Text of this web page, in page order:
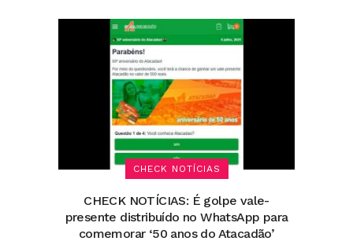
CHECK NOTÍCIAS
CHECK NOTÍCIAS: É golpe vale-
presente distribuído no WhatsApp para
comemorar ‘50 anos do Atacadão’